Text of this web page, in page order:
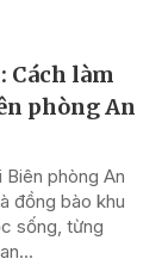
Cách làm
phòng An
phòng An
đồng bào khu
sống, từng